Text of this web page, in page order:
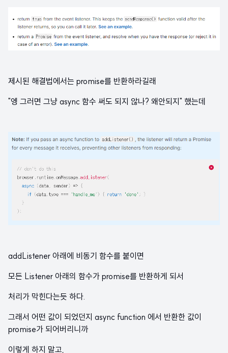
제시된 해결법에서는 promise를 반환하라길래
"엥 그러면 그냥 async 함수 써도 되지 않나? 왜안되지" 했는데
addListener 아래에 비동기 함수를 붙이면
모든 Listener 아래의 함수가 promise를 반환하게 되서
처리가 막힌다는듯 하다.
그래서 어떤 값이 되었던지 async function 에서 반환한 값이
promise가 되어버리니까
이렇게 하지 말고,